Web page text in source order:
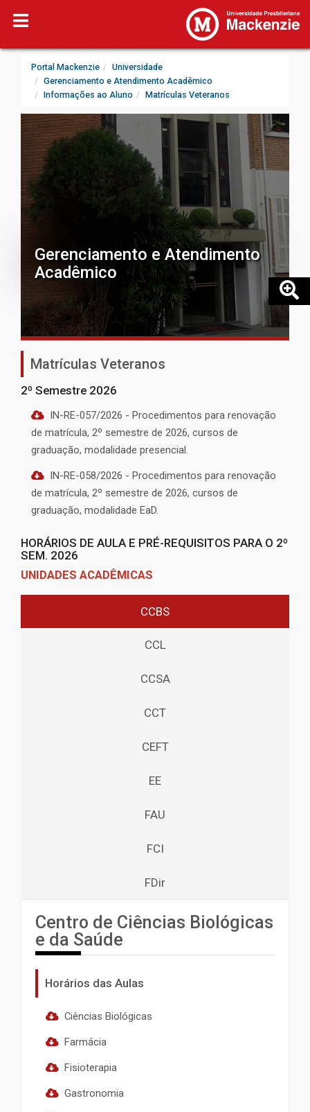
Portal Mackenzie
Universidade
Gerenciamento e Atendimento Acadêmico
Informações ao Aluno
Matrículas Veteranos
Gerenciamento e Atendimento
Acadêmico
Matrículas Veteranos
2º Semestre 2026
IN-RE-057/2026 - Procedimentos para renovação
de matrícula, 2º semestre de 2026, cursos de
graduação, modalidade presencial.
IN-RE-058/2026 - Procedimentos para renovação
de matrícula, 2º semestre de 2026, cursos de
graduação, modalidade EaD.
HORÁRIOS DE AULA E PRÉ-REQUISITOS PARA O 2º
SEM. 2026
UNIDADES ACADÊMICAS
CCBS
CCL
CCSA
CCT
CEFT
EE
FAU
FCI
FDir
Centro de Ciências Biológicas
e da Saúde
Horários das Aulas
Ciências Biológicas
Farmácia
Fisioterapia
Gastronomia